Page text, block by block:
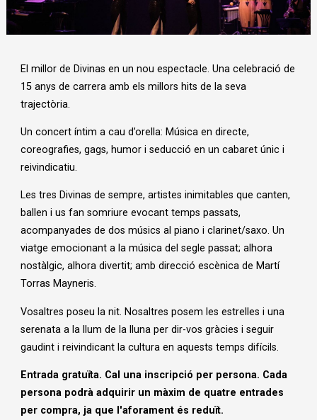
El millor de Divinas en un nou espectacle. Una celebració de
15 anys de carrera amb els millors hits de la seva
trajectòria.
Un concert íntim a cau d’orella: Música en directe,
coreografies, gags, humor i seducció en un cabaret únic i
reivindicatiu.
Les tres Divinas de sempre, artistes inimitables que canten,
ballen i us fan somriure evocant temps passats,
acompanyades de dos músics al piano i clarinet/saxo. Un
viatge emocionant a la música del segle passat; alhora
nostàlgic, alhora divertit; amb direcció escènica de Martí
Torras Mayneris.
Vosaltres poseu la nit. Nosaltres posem les estrelles i una
serenata a la llum de la lluna per dir-vos gràcies i seguir
gaudint i reivindicant la cultura en aquests temps difícils.
Entrada gratuïta. Cal una inscripció per persona. Cada
persona podrà adquirir un màxim de quatre entrades
per compra, ja que l'aforament és reduït.